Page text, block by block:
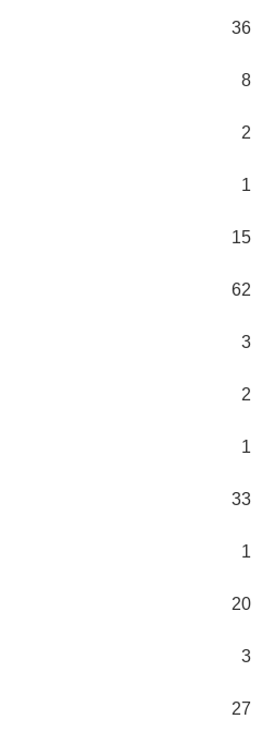
36
8
2
1
15
62
3
2
1
33
1
20
3
27